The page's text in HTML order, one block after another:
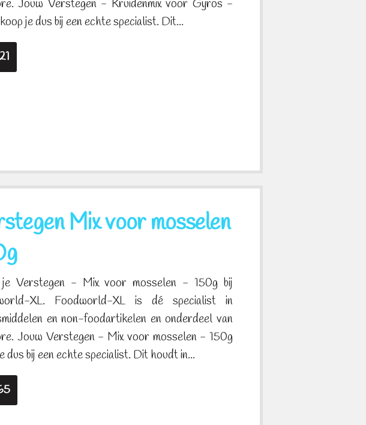
Jouw Verstegen - Kruidenmix voor Gyros -
je dus bij een echte specialist. Dit...
Mix voor mosselen
je Verstegen - Mix voor mosselen - 150g bij
XL. Foodworld-XL is dé specialist in
en non-foodartikelen en onderdeel van
Jouw Verstegen - Mix voor mosselen - 150g
dus bij een echte specialist. Dit houdt in...